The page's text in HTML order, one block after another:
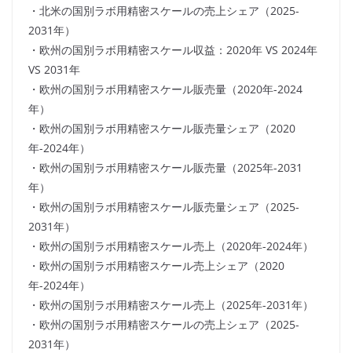
・北米の国別ラボ用精密スケールの売上シェア（2025-
2031年）
・欧州の国別ラボ用精密スケール収益：2020年 VS 2024年
VS 2031年
・欧州の国別ラボ用精密スケール販売量（2020年-2024
年）
・欧州の国別ラボ用精密スケール販売量シェア（2020
年-2024年）
・欧州の国別ラボ用精密スケール販売量（2025年-2031
年）
・欧州の国別ラボ用精密スケール販売量シェア（2025-
2031年）
・欧州の国別ラボ用精密スケール売上（2020年-2024年）
・欧州の国別ラボ用精密スケール売上シェア（2020
年-2024年）
・欧州の国別ラボ用精密スケール売上（2025年-2031年）
・欧州の国別ラボ用精密スケールの売上シェア（2025-
2031年）